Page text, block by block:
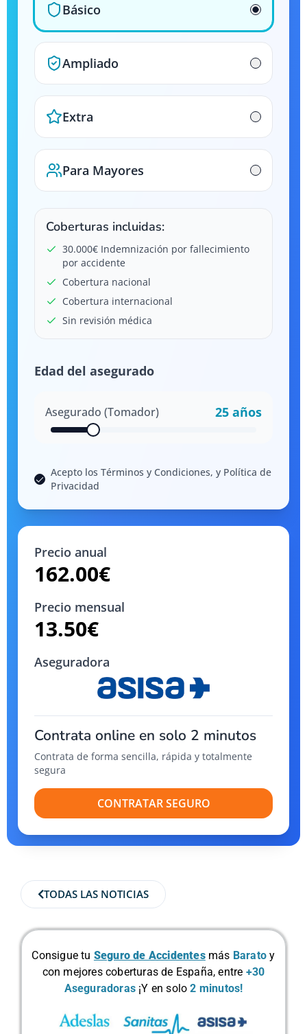
Básico
Ampliado
Extra
Para Mayores
Coberturas incluidas:
30.000€ Indemnización por fallecimiento
por accidente
Cobertura nacional
Cobertura internacional
Sin revisión médica
Edad del asegurado
Asegurado (Tomador) 25 años
Acepto los Términos y Condiciones, y Política de
Privacidad
Precio anual
162.00€
Precio mensual
13.50€
Aseguradora
Contrata online en solo 2 minutos
Contrata de forma sencilla, rápida y totalmente
segura
CONTRATAR SEGURO
TODAS LAS NOTICIAS
Consigue tu Seguro de Accidentesmás Barato y
con mejores coberturas de España, entre +30
Aseguradoras ¡Y en solo2 minutos!